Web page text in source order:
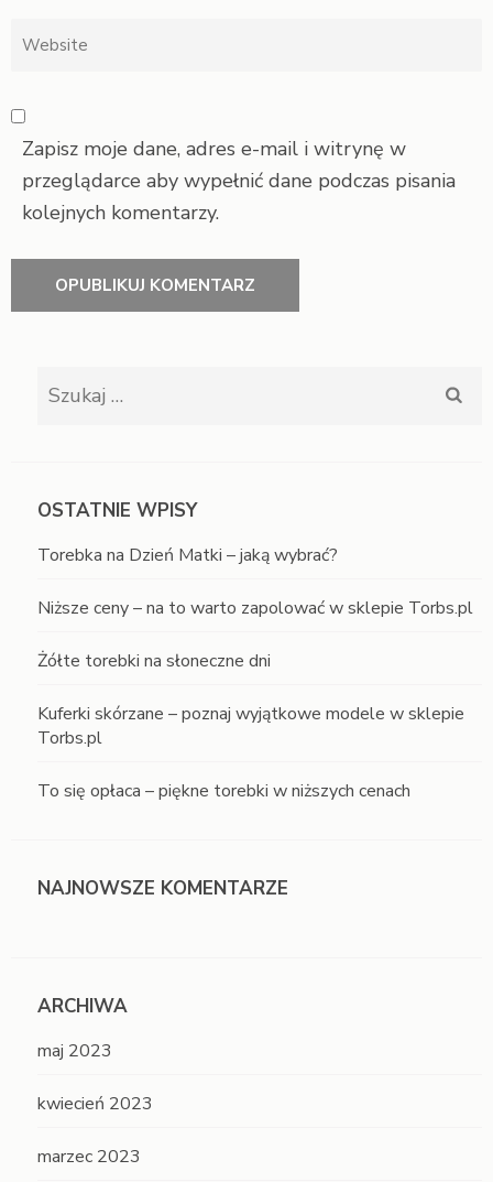
Zapisz moje dane, adres e-mail i witrynę w
przeglądarce aby wypełnić dane podczas pisania
kolejnych komentarzy.
Szukaj:
OSTATNIE WPISY
Torebka na Dzień Matki – jaką wybrać?
Niższe ceny – na to warto zapolować w sklepie Torbs.pl
Żółte torebki na słoneczne dni
Kuferki skórzane – poznaj wyjątkowe modele w sklepie
Torbs.pl
To się opłaca – piękne torebki w niższych cenach
NAJNOWSZE KOMENTARZE
ARCHIWA
maj 2023
kwiecień 2023
marzec 2023